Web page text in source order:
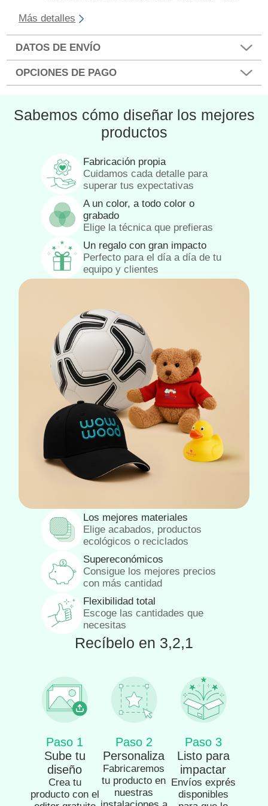
Más detalles
DATOS DE ENVÍO
OPCIONES DE PAGO
Sabemos cómo diseñar los mejores
productos
Fabricación propia
Cuidamos cada detalle para
superar tus expectativas
A un color, a todo color o
grabado
Elige la técnica que prefieras
Un regalo con gran impacto
Perfecto para el día a día de tu
equipo y clientes
Los mejores materiales
Elige acabados, productos
ecológicos o reciclados
Supereconómicos
Consigue los mejores precios
con más cantidad
Flexibilidad total
Escoge las cantidades que
necesitas
Recíbelo en 3,2,1
Paso 1
Sube tu
diseño
Crea tu
producto con el
Paso 2
Personaliza
Fabricaremos
tu producto en
nuestras
Paso 3
Listo para
impactar
Envíos exprés
disponibles